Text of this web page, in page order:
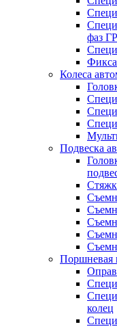
фаз
Колеса
Подвеска
Поршневая
колец